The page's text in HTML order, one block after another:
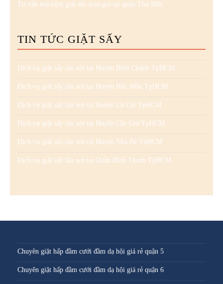
Tư vấn mở tiệm giặt sấy trọn gói tại quận Thủ Đức
TIN TỨC GIẶT SẤY
Dịch vụ giặt sấy tận nơi tại Huyện Bình Chánh TpHCM
Dịch vụ giặt sấy tận nơi tại Huyện Hóc Môn TpHCM
Dịch vụ giặt sấy tận nơi tại Huyện Củ Chi TpHCM
Dịch vụ giặt sấy tận nơi tại Huyện Cần Giờ TpHCM
Dịch vụ giặt sấy tận nơi tại Huyện Nhà Bè TpHCM
Dịch vụ giặt sấy tận nơi tại Quận Bình Thạnh TpHCM
Chuyên giặt hấp đầm cưới đầm dạ hội giá rẻ quận 5
Chuyên giặt hấp đầm cưới đầm dạ hội giá rẻ quận 6